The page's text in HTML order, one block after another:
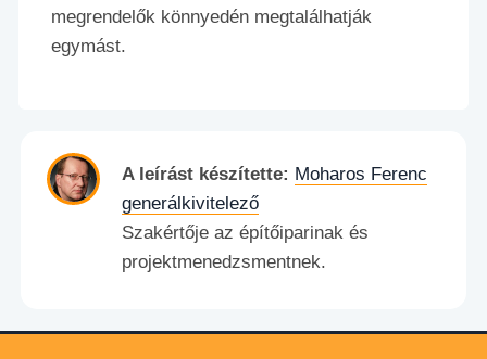
megrendelők könnyedén megtalálhatják
egymást.
A leírást készítette: Moharos Ferenc
generálkivitelező
Szakértője az építőiparinak és
projektmenedzsmentnek.